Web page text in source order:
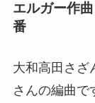
エルガー作
番
大和高田さざ
さんの編曲で